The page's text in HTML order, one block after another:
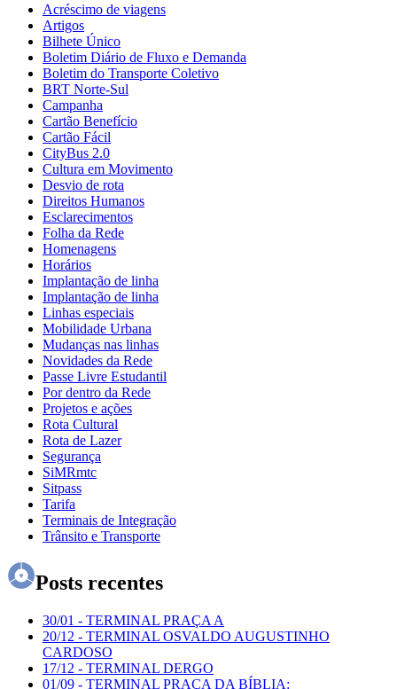
Acréscimo de viagens
Artigos
Bilhete Único
Boletim Diário de Fluxo e Demanda
Boletim do Transporte Coletivo
BRT Norte-Sul
Campanha
Cartão Benefício
Cartão Fácil
CityBus 2.0
Cultura em Movimento
Desvio de rota
Direitos Humanos
Esclarecimentos
Folha da Rede
Homenagens
Horários
Implantação de linha
Implantação de linha
Linhas especiais
Mobilidade Urbana
Mudanças nas linhas
Novidades da Rede
Passe Livre Estudantil
Por dentro da Rede
Projetos e ações
Rota Cultural
Rota de Lazer
Segurança
SiMRmtc
Sitpass
Tarifa
Terminais de Integração
Trânsito e Transporte
Posts recentes
30/01 - TERMINAL PRAÇA A
20/12 - TERMINAL OSVALDO AUGUSTINHO
CARDOSO
17/12 - TERMINAL DERGO
01/09 - TERMINAL PRAÇA DA BÍBLIA: